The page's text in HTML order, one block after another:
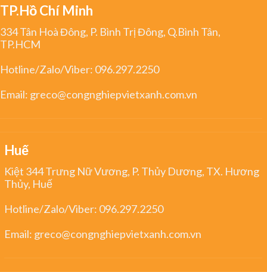
TP.Hồ Chí Minh
334 Tân Hoà Đông, P. Bình Trị Đông, Q.Bình Tân,
TP.HCM
Hotline/Zalo/Viber: 096.297.2250
Email: greco@congnghiepvietxanh.com.vn
Huế
Kiệt 344 Trưng Nữ Vương, P. Thủy Dương, TX. Hương
Thủy, Huế
Hotline/Zalo/Viber: 096.297.2250
Email: greco@congnghiepvietxanh.com.vn